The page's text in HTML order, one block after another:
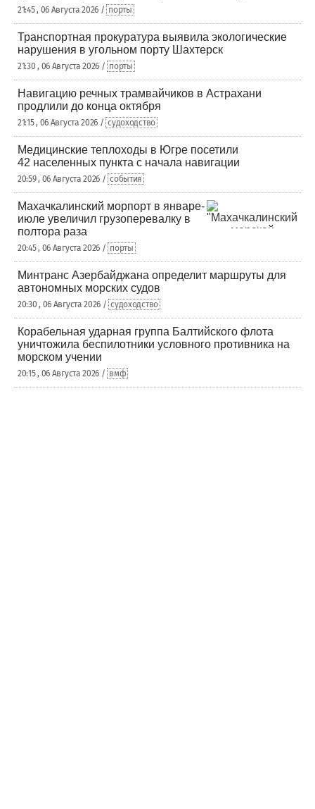
21:45 , 06 Августа 2026 / порты
Транспортная прокуратура выявила экологические
нарушения в угольном порту Шахтерск
21:30 , 06 Августа 2026 / порты
Навигацию речных трамвайчиков в Астрахани
продлили до конца октября
21:15 , 06 Августа 2026 / судоходство
Медицинские теплоходы в Югре посетили
42 населенных пункта с начала навигации
20:59 , 06 Августа 2026 / события
Махачкалинский морпорт в январе-
июле увеличил грузоперевалку в
полтора раза
20:45 , 06 Августа 2026 / порты
Минтранс Азербайджана определит маршруты для
автономных морских судов
20:30 , 06 Августа 2026 / судоходство
Корабельная ударная группа Балтийского флота
уничтожила беспилотники условного противника на
морском учении
20:15 , 06 Августа 2026 / вмф